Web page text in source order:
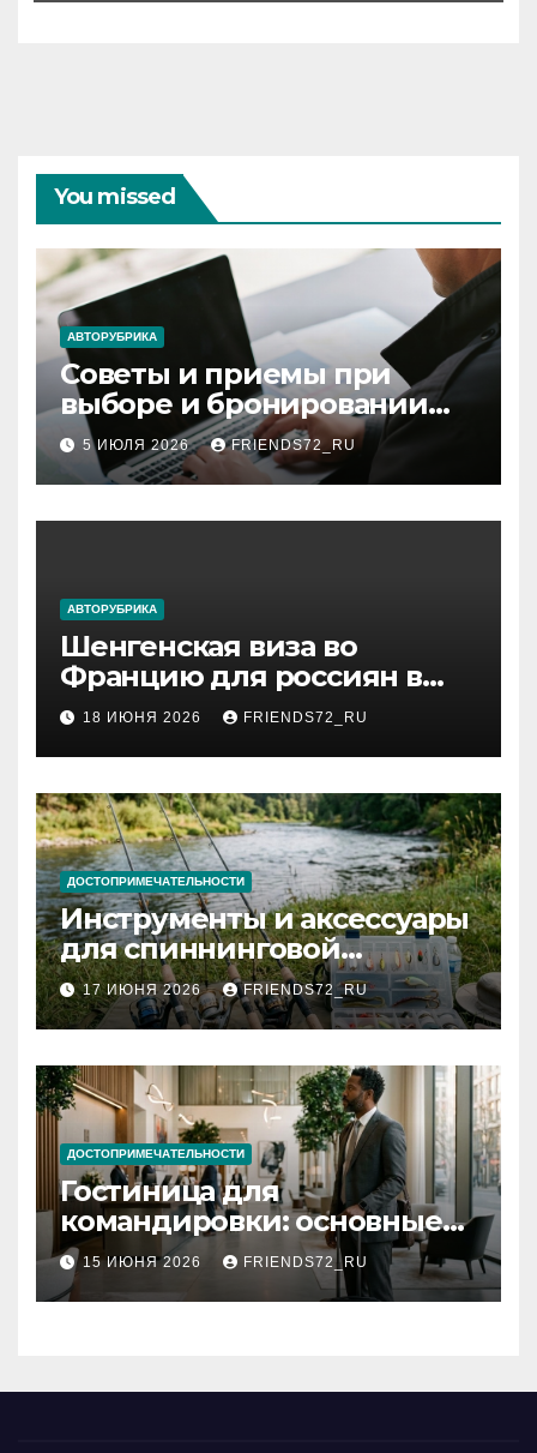
You missed
АВТОРУБРИКА
Советы и приемы при
выборе и бронировании
авиабилетов
5 ИЮЛЯ 2026 FRIENDS72_RU
АВТОРУБРИКА
Шенгенская виза во
Францию для россиян в
2026 году: сроки от 3 дней
и список необходимых
документов
18 ИЮНЯ 2026 FRIENDS72_RU
ДОСТОПРИМЕЧАТЕЛЬНОСТИ
Инструменты и аксессуары
для спиннинговой
рыбалки: назначение и
типы
17 ИЮНЯ 2026 FRIENDS72_RU
ДОСТОПРИМЕЧАТЕЛЬНОСТИ
Гостиница для
командировки: основные
критерии выбора
15 ИЮНЯ 2026 FRIENDS72_RU